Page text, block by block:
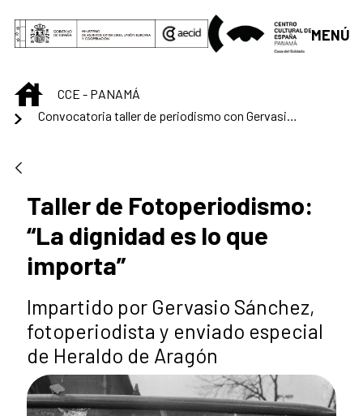
Saltar al contenido principal
MENÚ
INICIOCCE - PANAMÁ
Taller de Fotoperiodismo:
“La dignidad es lo que
importa”
Impartido por Gervasio Sánchez,
fotoperiodista y enviado especial
de Heraldo de Aragón